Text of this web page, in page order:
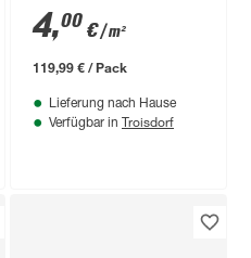
UV' 30 m²
4,00 €/ m²
119,99 € / Pack
Lieferung nach Hause
Verfügbar in Troisdorf